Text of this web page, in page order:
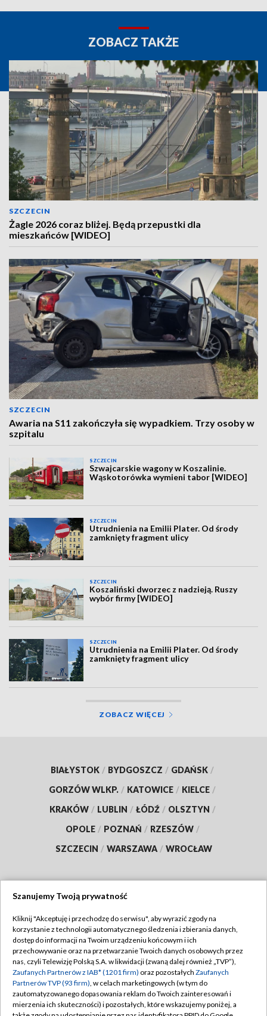
ZOBACZ TAKŻE
SZCZECIN
Żagle 2026 coraz bliżej. Będą przepustki dla
mieszkańców [WIDEO]
SZCZECIN
Awaria na S11 zakończyła się wypadkiem. Trzy osoby w
szpitalu
SZCZECIN
Szwajcarskie wagony w Koszalinie.
Wąskotorówka wymieni tabor [WIDEO]
SZCZECIN
Utrudnienia na Emilii Plater. Od środy
zamknięty fragment ulicy
SZCZECIN
Koszaliński dworzec z nadzieją. Ruszy
wybór firmy [WIDEO]
SZCZECIN
Utrudnienia na Emilii Plater. Od środy
zamknięty fragment ulicy
ZOBACZ WIĘCEJ
BIAŁYSTOK / BYDGOSZCZ / GDAŃSK /
GORZÓW WLKP. / KATOWICE / KIELCE /
KRAKÓW / LUBLIN / ŁÓDŹ / OLSZTYN /
OPOLE / POZNAŃ / RZESZÓW /
SZCZECIN / WARSZAWA / WROCŁAW
TVP
Abonament TVP
Emisja w TVP
Centrum informacji TVP
Naziemna Telewizja Cyfrowa
Regulamin TVP
Polityka prywatności
Moje zgody
Pomoc
Szanujemy Twoją prywatność
Kliknij "Akceptuję i przechodzę do serwisu", aby wyrazić zgody na
korzystanie z technologii automatycznego śledzenia i zbierania danych,
dostęp do informacji na Twoim urządzeniu końcowym i ich
przechowywanie oraz na przetwarzanie Twoich danych osobowych przez
nas, czyli Telewizję Polską S.A. w likwidacji (zwaną dalej również „TVP”),
Zaufanych Partnerów z IAB* (1201 firm) oraz pozostałych Zaufanych
Partnerów TVP (93 firm), w celach marketingowych (w tym do
zautomatyzowanego dopasowania reklam do Twoich zainteresowań i
mierzenia ich skuteczności) i pozostałych, które wskazujemy poniżej, a